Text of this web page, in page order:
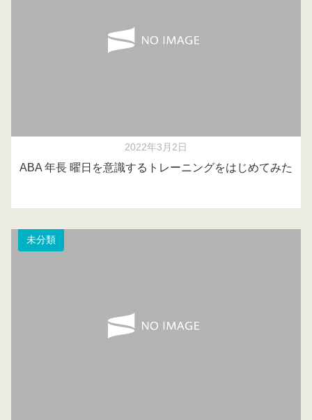
2022年3月2日
ABA 年長 曜日を意識するトレーニングをはじめてみた
未分類